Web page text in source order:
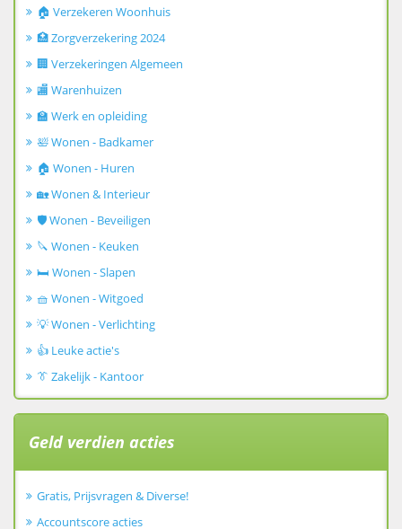
🏠 Verzekeren Woonhuis
🏥 Zorgverzekering 2024
🏢 Verzekeringen Algemeen
🏬 Warenhuizen
🏫 Werk en opleiding
🛀 Wonen - Badkamer
🏠 Wonen - Huren
🏡 Wonen & Interieur
🛡️ Wonen - Beveiligen
🔪 Wonen - Keuken
🛏️ Wonen - Slapen
🧺 Wonen - Witgoed
💡 Wonen - Verlichting
👍 Leuke actie's
👔 Zakelijk - Kantoor
Geld verdien acties
Gratis, Prijsvragen & Diverse!
Accountscore acties